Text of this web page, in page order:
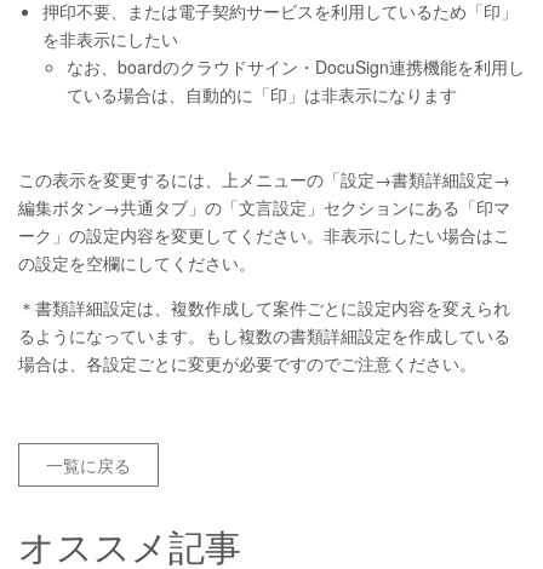
押印不要、または電子契約サービスを利用しているため「印」
を非表示にしたい
なお、boardのクラウドサイン・DocuSign連携機能を利用し
ている場合は、自動的に「印」は非表示になります
この表示を変更するには、上メニューの「設定→書類詳細設定→
編集ボタン→共通タブ」の「文言設定」セクションにある「印マ
ーク」の設定内容を変更してください。非表示にしたい場合はこ
の設定を空欄にしてください。
＊書類詳細設定は、複数作成して案件ごとに設定内容を変えられ
るようになっています。もし複数の書類詳細設定を作成している
場合は、各設定ごとに変更が必要ですのでご注意ください。
一覧に戻る
オススメ記事